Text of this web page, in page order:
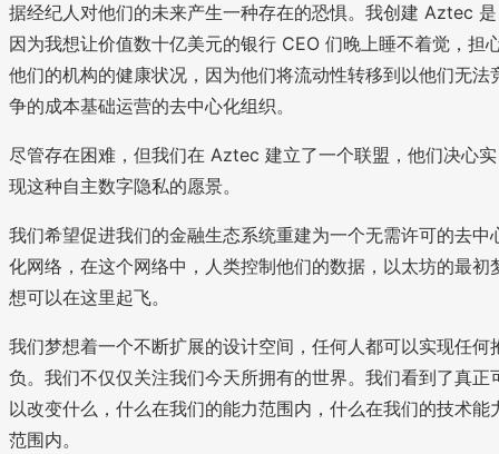
据经纪人对他们的未来产生一种存在的恐惧。我创建 Aztec 是
因为我想让价值数十亿美元的银行 CEO 们晚上睡不着觉，担
他们的机构的健康状况，因为他们将流动性转移到以他们无法
争的成本基础运营的去中心化组织。
尽管存在困难，但我们在 Aztec 建立了一个联盟，他们决心实
现这种自主数字隐私的愿景。
我们希望促进我们的金融生态系统重建为一个无需许可的去中
化网络，在这个网络中，人类控制他们的数据，以太坊的最初
想可以在这里起飞。
我们梦想着一个不断扩展的设计空间，任何人都可以实现任何
负。我们不仅仅关注我们今天所拥有的世界。我们看到了真正
以改变什么，什么在我们的能力范围内，什么在我们的技术能
范围内。